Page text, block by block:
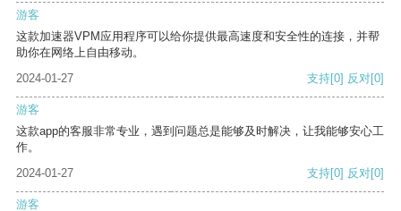
游客
这款加速器VPM应用程序可以给你提供最高速度和安全性的连接，并帮
助你在网络上自由移动。
2024-01-27
支持[0] 反对[0]
游客
这款app的客服非常专业，遇到问题总是能够及时解决，让我能够安心工
作。
2024-01-27
支持[0] 反对[0]
游客